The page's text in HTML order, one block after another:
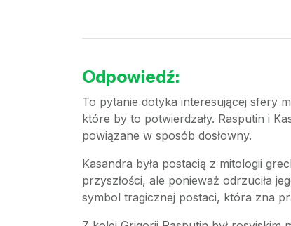
Odpowiedź:
To pytanie dotyka interesującej sfery
które by to potwierdzały. Rasputin i
powiązane w sposób dosłowny.
Kasandra była postacią z mitologii
przyszłości, ale ponieważ odrzuciła
symbol tragicznej postaci, która zna